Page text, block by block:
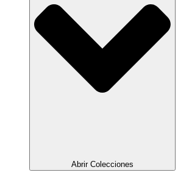
Abrir Colecciones